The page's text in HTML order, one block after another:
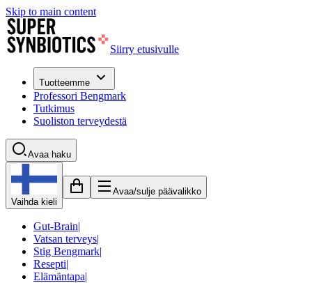
Skip to main content
Siirry etusivulle
Tuotteemme
Professori Bengmark
Tutkimus
Suoliston terveydestä
Avaa haku
Vaihda kieli
Avaa/sulje päävalikko
Gut-Brain|
Vatsan terveys|
Stig Bengmark|
Resepti|
Elämäntapa|